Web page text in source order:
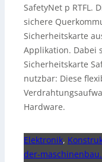
SafetyNet p RTFL.
sichere
Sicherheitskarte
Applikation. Dabei
Sicherheitskarte
nutzbar: Diese
Hardware.
Elektronik,
der-